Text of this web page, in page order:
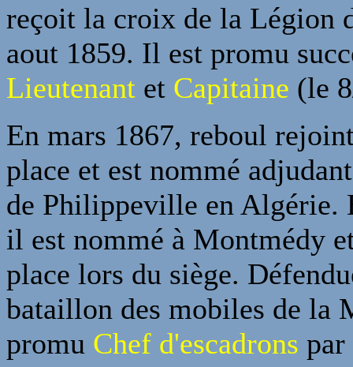
reçoit la croix de la Légion
aout 1859. Il est promu
Lieutenant et Capitaine (le
En mars 1867, reboul
place et est nommé
de Philippeville en Algérie.
il est nommé à Montmédy
place lors du siège.
bataillon des mobiles de la
promu Chef d'escadrons par